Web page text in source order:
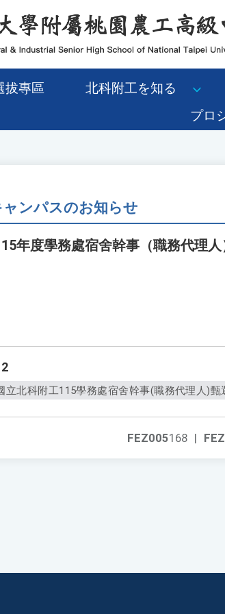
拔專區 北科附工を知る
プロ
ャンパスのお知らせ
年度學務處宿舍幹事（職務代理人
立北科附工115學務處宿舍幹事(職務代理人)甄
FEZ005168 |